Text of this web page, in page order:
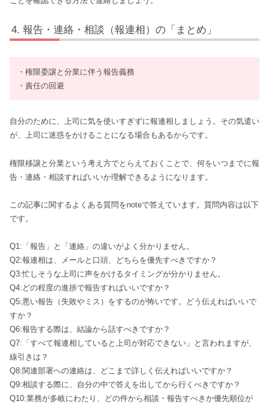
報告・連絡・相談（報連相）の「まとめ」
・権限委譲と分業に伴う報告義務
・責任の回避
自分のために、上司に気を使いすぎずに報連相しましょう。その気遣い
が、上司に迷惑をかけることになる場合もあるからです。
権限移譲と分業という考え方でとらえておくことで、何をいつまでに報
告・連絡・相談すればいいか理解できるようになります。
この記事に関するよくある質問をnoteで答えています。質問内容は以下
です。
Q1:「報告」と「連絡」の違いがよく分かりません。
Q2:報連相は、メールと口頭、どちらを優先すべきですか？
Q3:忙しそうな上司に声をかけるタイミングが分かりません。
Q4:どの程度の進捗で報告すればいいですか？
Q5:悪い報告（失敗やミス）をするのが怖いです。どう伝えればいいで
すか？
Q6:報告する際は、結論から話すべきですか？
Q7:「すべて報連相していると上司が対応できない」と言われますが、
線引きは？
Q8:関連部署への連絡は、どこまで詳しく伝えればいいですか？
Q9:相談する際に、自分の中で答えを出してから行くべきですか？
Q10:業務が多岐にわたり、どの件から相談・報告すべきか優先順位が